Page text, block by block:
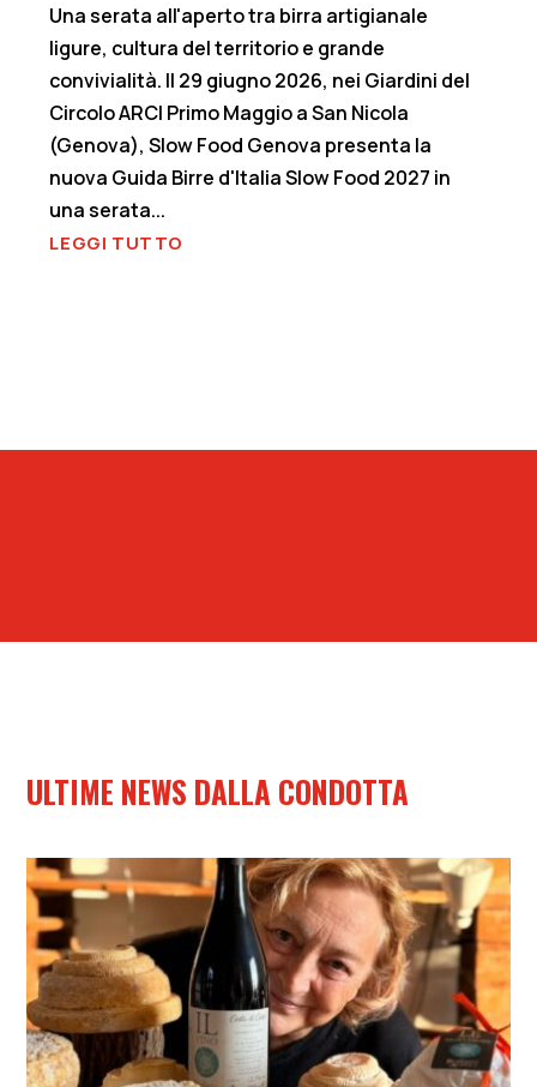
Una serata all'aperto tra birra artigianale
ligure, cultura del territorio e grande
convivialità. Il 29 giugno 2026, nei Giardini del
Circolo ARCI Primo Maggio a San Nicola
(Genova), Slow Food Genova presenta la
nuova Guida Birre d'Italia Slow Food 2027 in
una serata...
LEGGI TUTTO
ULTIME NEWS DALLA CONDOTTA